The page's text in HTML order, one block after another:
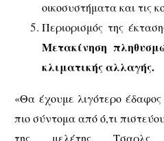
οικοσυστήματα και τις
Περιορισμός της
Μετακίνηση
κλιματικής αλλαγής.
«Θα έχουμε λιγότερο
πιο σύντομα από ό,τι